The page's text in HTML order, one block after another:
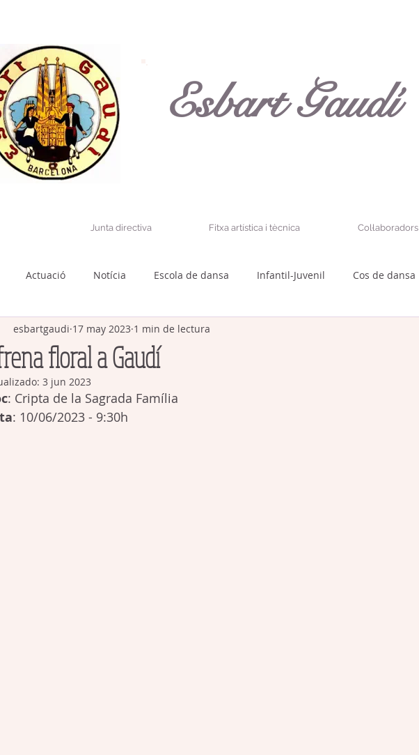
Esbart Gaudí
Junta directiva Fitxa artística i tècnica Col·laboradors
Actuació Notícia Escola de dansa Infantil-Juvenil Cos de dansa
floral a Gaudí
esbartgaudi 17 may 2023 1 min de lectura
3 jun 2023
: Cripta de la Sagrada Família
: 10/06/2023 - 9:30h